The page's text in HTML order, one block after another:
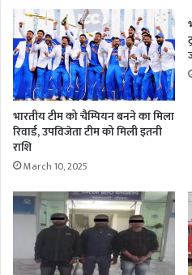
भारतीय टीम को चैम्पियन बनने का मिला
रिवार्ड, उपविजेता टीम को मिली इतनी
राशि
March 10, 2025